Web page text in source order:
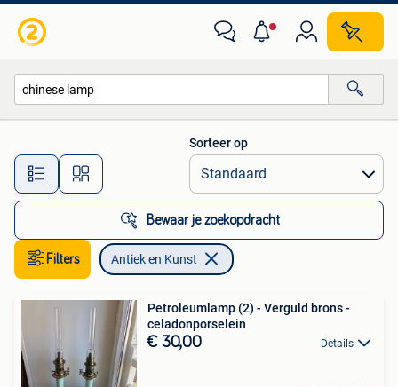
Alle afstanden…
Sorteer op
Bewaar je zoekopdracht
Filters Antiek en Kunst
Petroleumlamp (2) - Verguld brons -
celadonporselein
€ 30,00 Details